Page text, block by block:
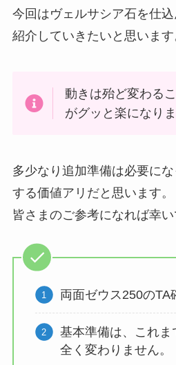
今回はヴェルサシア石を仕
紹介していきたいと思います
動きは殆ど変わる
がグッと楽になりま
多少なり追加準備は必要に
する価値アリだと思います。
皆さまのご参考になれば幸
両面ゼウス250のTA
基本準備は、これま
全く変わりません。